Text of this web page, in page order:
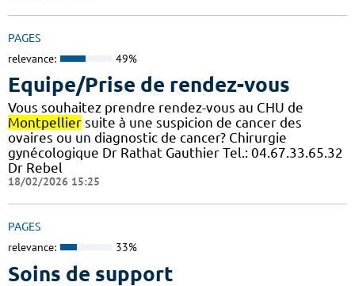
PAGES
relevance: 49%
Equipe/Prise de rendez-vous
Vous souhaitez prendre rendez-vous au CHU de
Montpellier suite à une suspicion de cancer des
ovaires ou un diagnostic de cancer? Chirurgie
gynécologique Dr Rathat Gauthier Tel.: 04.67.33.65.32
Dr Rebel
18/02/2026 15:25
PAGES
relevance: 33%
Soins de support